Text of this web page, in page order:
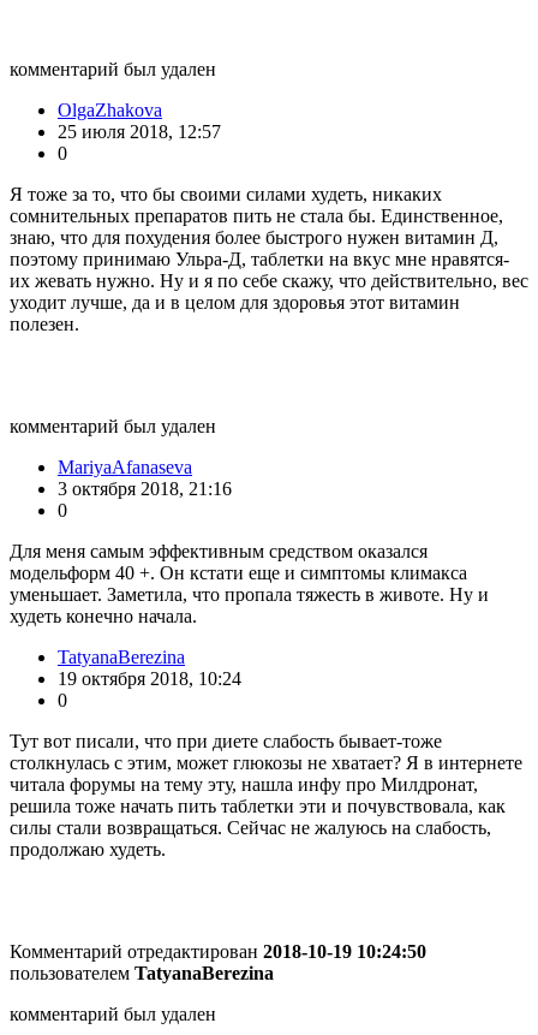
комментарий был удален
OlgaZhakova
25 июля 2018, 12:57
0
Я тоже за то, что бы своими силами худеть, никаких
сомнительных препаратов пить не стала бы. Единственное,
знаю, что для похудения более быстрого нужен витамин Д,
поэтому принимаю Ульра-Д, таблетки на вкус мне нравятся-
их жевать нужно. Ну и я по себе скажу, что действительно, вес
уходит лучше, да и в целом для здоровья этот витамин
полезен.
комментарий был удален
MariyaAfanaseva
3 октября 2018, 21:16
0
Для меня самым эффективным средством оказался
модельформ 40 +. Он кстати еще и симптомы климакса
уменьшает. Заметила, что пропала тяжесть в животе. Ну и
худеть конечно начала.
TatyanaBerezina
19 октября 2018, 10:24
0
Тут вот писали, что при диете слабость бывает-тоже
столкнулась с этим, может глюкозы не хватает? Я в интернете
читала форумы на тему эту, нашла инфу про Милдронат,
решила тоже начать пить таблетки эти и почувствовала, как
силы стали возвращаться. Сейчас не жалуюсь на слабость,
продолжаю худеть.
Комментарий отредактирован 2018-10-19 10:24:50
пользователем TatyanaBerezina
комментарий был удален